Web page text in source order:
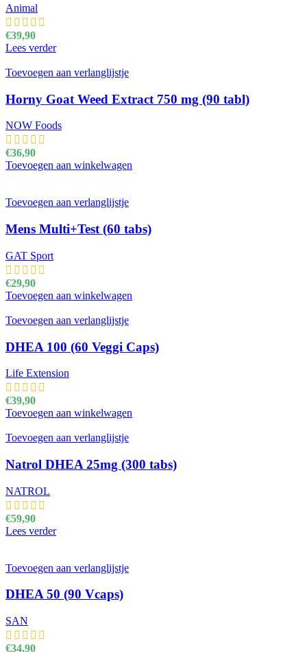
Animal
€39,90
Lees verder
Toevoegen aan verlanglijstje
Horny Goat Weed Extract 750 mg (90 tabl)
NOW Foods
€36,90
Toevoegen aan winkelwagen
Toevoegen aan verlanglijstje
Mens Multi+Test (60 tabs)
GAT Sport
€29,90
Toevoegen aan winkelwagen
Toevoegen aan verlanglijstje
DHEA 100 (60 Veggi Caps)
Life Extension
€39,90
Toevoegen aan winkelwagen
Toevoegen aan verlanglijstje
Natrol DHEA 25mg (300 tabs)
NATROL
€59,90
Lees verder
Toevoegen aan verlanglijstje
DHEA 50 (90 Vcaps)
SAN
€34,90